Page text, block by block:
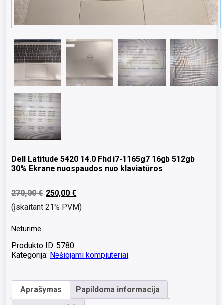
Dell Latitude 5420 14.0 Fhd i7-1165g7 16gb 512gb
30% Ekrane nuospaudos nuo klaviatūros
270,00€ 250,00€
(įskaitant 21% PVM)
Neturime
Produkto ID: 5780
Kategorija: Nešiojami kompiuteriai
Aprašymas
Papildoma informacija